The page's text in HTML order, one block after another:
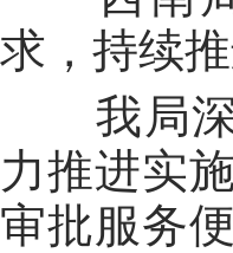
求， 持续
我局
力推进实
审批服务